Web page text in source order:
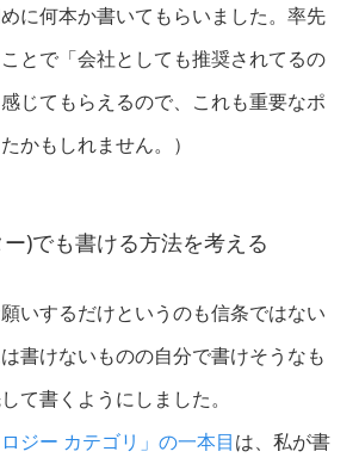
に何本か書いてもらいました。率先
とで「会社としても推奨されてるの
じてもらえるので、これも重要なポ
かもしれません。）
)でも書ける方法を考える
いするだけというのも信条ではない
書けないものの自分で書けそうなも
て書くようにしました。
ロジー カテゴリ」の一本目は、私が書